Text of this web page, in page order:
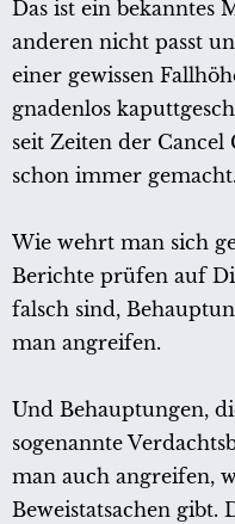
Das ist ein bekanntes
anderen nicht passt
einer gewissen
gnadenlos
seit Zeiten der Cancel
schon immer gemacht.
Wie wehrt man sich
Berichte prüfen auf
falsch sind,
man angreifen.
Und Behauptungen,
sogenannte
man auch angreifen,
Beweistatsachen gibt.